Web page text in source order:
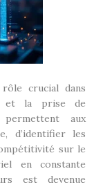
crucial dans
et la prise de
aux
d’identifier les
sur le
en constante
est devenue